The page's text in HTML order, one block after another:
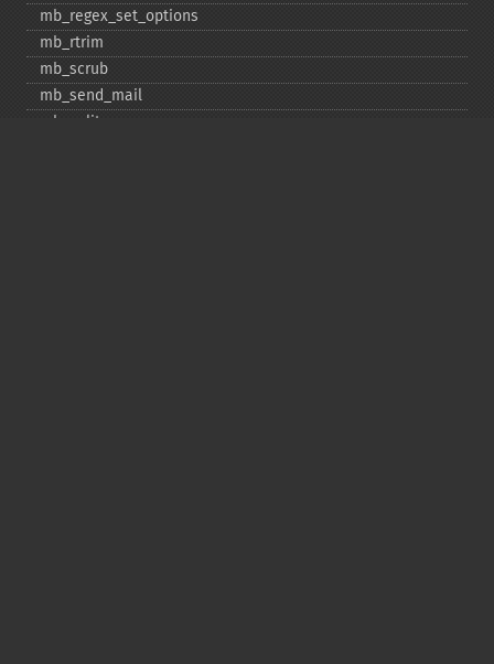
mb_​regex_​set_​options
mb_​rtrim
mb_​scrub
mb_​send_​mail
mb_​split